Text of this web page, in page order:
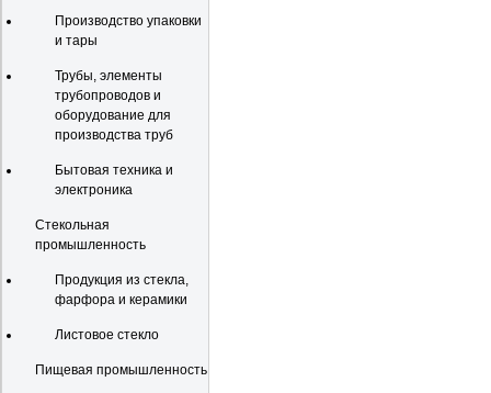
Производство упаковки
и тары
Трубы, элементы
трубопроводов и
оборудование для
производства труб
Бытовая техника и
электроника
Стекольная
промышленность
Продукция из стекла,
фарфора и керамики
Листовое стекло
Пищевая промышленность